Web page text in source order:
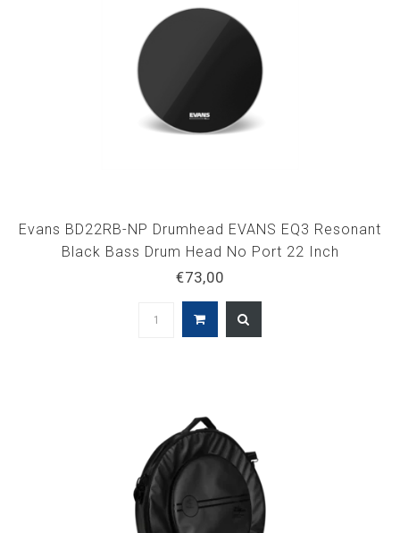
Evans BD22RB-NP Drumhead EVANS EQ3 Resonant
Black Bass Drum Head No Port 22 Inch
€73,00